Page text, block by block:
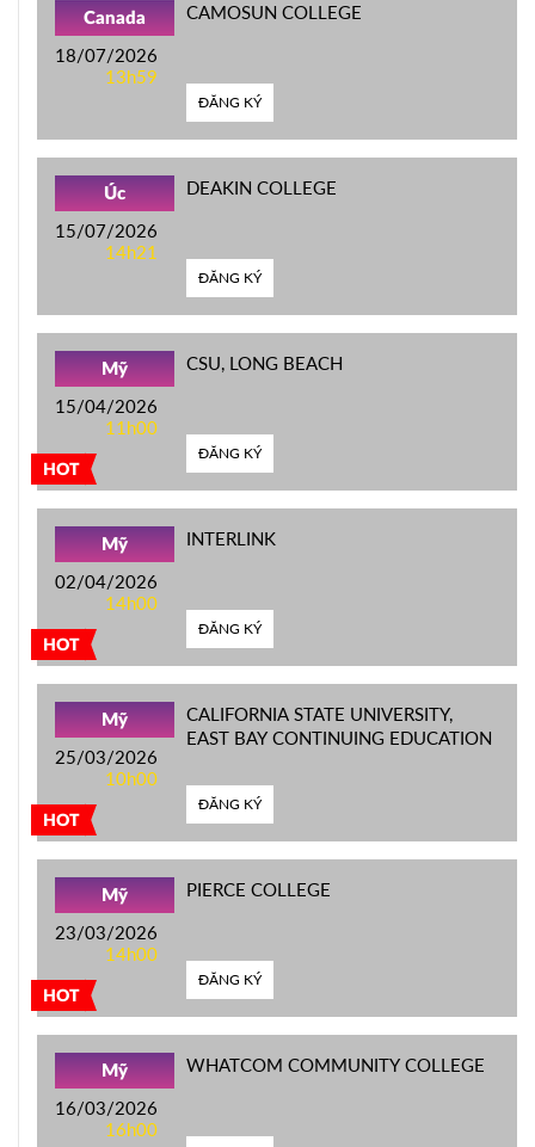
Canada
18/07/2026
13h59
CAMOSUN COLLEGE
ĐĂNG KÝ
Úc
15/07/2026
14h21
DEAKIN COLLEGE
ĐĂNG KÝ
HOT
Mỹ
15/04/2026
11h00
CSU, LONG BEACH
ĐĂNG KÝ
HOT
Mỹ
02/04/2026
14h00
INTERLINK
ĐĂNG KÝ
HOT
Mỹ
25/03/2026
10h00
CALIFORNIA STATE UNIVERSITY,
EAST BAY CONTINUING EDUCATION
ĐĂNG KÝ
HOT
Mỹ
23/03/2026
14h00
PIERCE COLLEGE
ĐĂNG KÝ
Mỹ
16/03/2026
16h00
WHATCOM COMMUNITY COLLEGE